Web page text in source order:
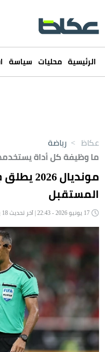
الرئيسية محليات سياسة
عكاظ > رياضة
ما وظيفة كل أداة
مونديال
المستقبل